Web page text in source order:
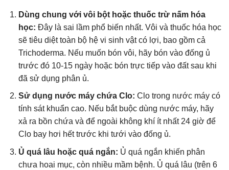
Dùng chung với vôi bột hoặc thuốc trừ nấm hóa
học: Đây là sai lầm phổ biến nhất. Vôi và thuốc hóa học
sẽ tiêu diệt toàn bộ hệ vi sinh vật có lợi, bao gồm cả
Trichoderma. Nếu muốn bón vôi, hãy bón vào đống ủ
trước đó 10-15 ngày hoặc bón trực tiếp vào đất sau khi
đã sử dụng phân ủ.
Sử dụng nước máy chứa Clo: Clo trong nước máy có
tính sát khuẩn cao. Nếu bắt buộc dùng nước máy, hãy
xả ra bồn chứa và để ngoài không khí ít nhất 24 giờ để
Clo bay hơi hết trước khi tưới vào đống ủ.
Ủ quá lâu hoặc quá ngắn: Ủ quá ngắn khiến phân
chưa hoai mục, còn nhiều mầm bệnh. Ủ quá lâu (trên 6